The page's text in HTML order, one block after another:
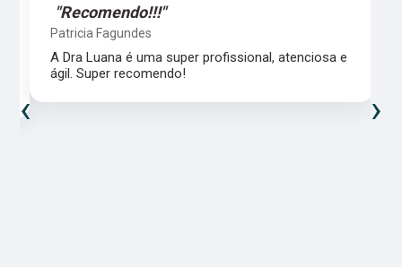
"Recomendo!!!"
Patricia Fagundes
A Dra Luana é uma super profissional, atenciosa e
ágil. Super recomendo!
‹ ›